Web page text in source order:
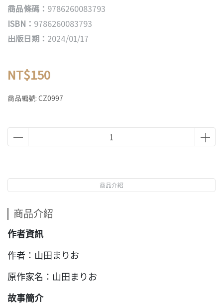
商品條碼： 9786260083793
ISBN： 9786260083793
出版日期： 2024/01/17
NT$150
商品編號: CZ0997
商品介紹
商品介紹
作者資訊
作者：山田まりお
原作家名：山田まりお
故事簡介